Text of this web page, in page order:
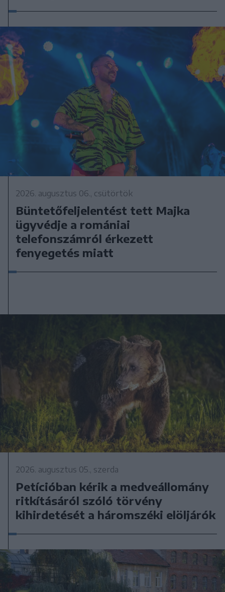
2026. augusztus 06., csütörtök
Büntetőfeljelentést tett Majka
ügyvédje a romániai
telefonszámról érkezett
fenyegetés miatt
2026. augusztus 05., szerda
Petícióban kérik a medveállomány
ritkításáról szóló törvény
kihirdetését a háromszéki elöljárók